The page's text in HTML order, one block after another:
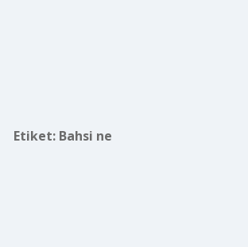
Etiket: Bahsi ne